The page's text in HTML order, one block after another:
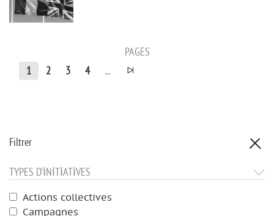
Filtrer
TYPES D'INITIATIVES
Actions collectives
Campagnes
PAGES
1
2 3 4 ...